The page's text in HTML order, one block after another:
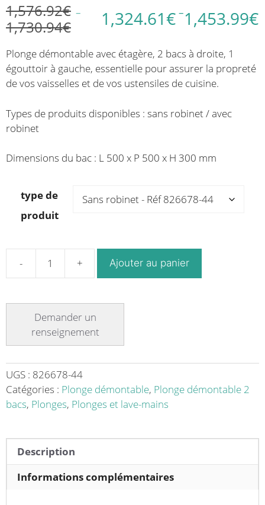
1,576.92€ –
1,730.94€Plage
prix :
1,576.92€
à
1,324.61€ –1,453.99€
Plage
prix :
1,324.61€
à
Plonge démontable avec étagère, 2 bacs à droite, 1
égouttoir à gauche, essentielle pour assurer la propreté
de vos vaisselles et de vos ustensiles de cuisine.
Types de produits disponibles : sans robinet / avec
robinet
Dimensions du bac : L 500 x P 500 x H 300 mm
type de
produit
quantité
démontable
avec
étagère
bacs
à
à
gauche
Ajouter au panier
UGS : 826678-44
Catégories : Plonge démontable, Plonge démontable 2
bacs, Plonges, Plonges et lave-mains
Description
Informations complémentaires